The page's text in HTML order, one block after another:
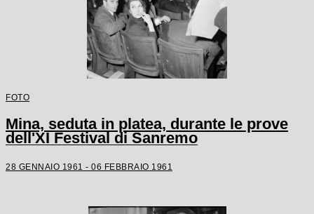
FOTO
Mina, seduta in platea, durante le prove
dell'XI Festival di Sanremo
28 GENNAIO 1961 - 06 FEBBRAIO 1961